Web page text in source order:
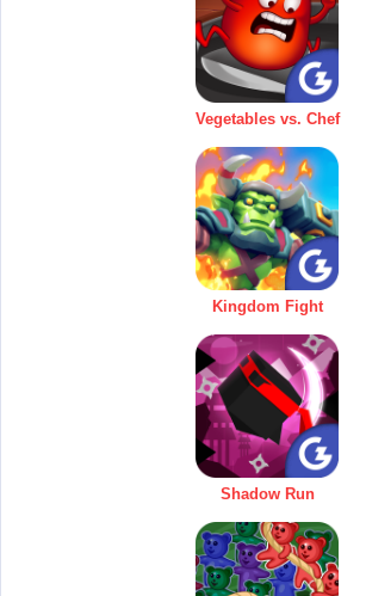
Vegetables vs. Chef
Kingdom Fight
Shadow Run